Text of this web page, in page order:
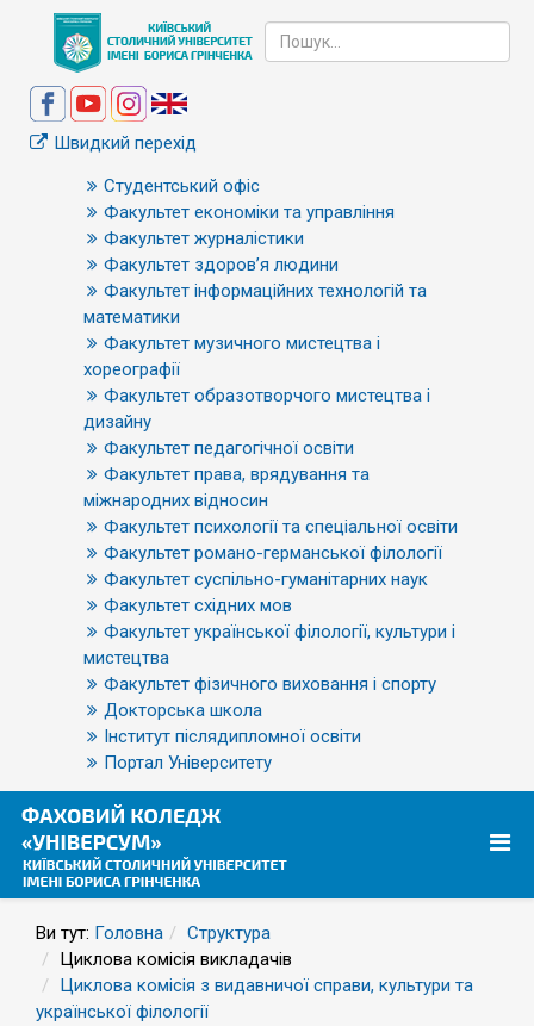
Швидкий перехід
Студентський офіс
Факультет економіки та управління
Факультет журналістики
Факультет здоров’я людини
Факультет інформаційних технологій та
математики
Факультет музичного мистецтва і
хореографії
Факультет образотворчого мистецтва і
дизайну
Факультет педагогічної освіти
Факультет права, врядування та
міжнародних відносин
Факультет психології та спеціальної освіти
Факультет романо-германської філології
Факультет суспільно-гуманітарних наук
Факультет східних мов
Факультет української філології, культури і
мистецтва
Факультет фізичного виховання і спорту
Докторська школа
Інститут післядипломної освіти
Портал Університету
Ви тут: Головна
Структура
Циклова комісія викладачів
Циклова комісія з видавничої справи, культури та
української філології